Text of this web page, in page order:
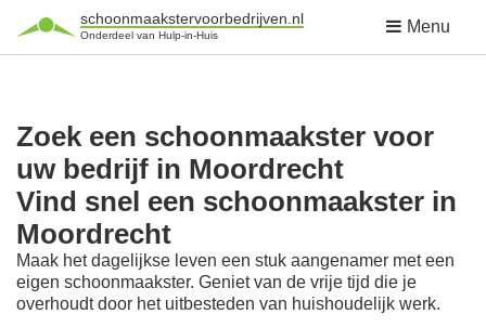
schoonmaakstervoorbedrijven.nl
Onderdeel van Hulp-in-Huis Menu
Zoek een schoonmaakster voor
uw bedrijf in Moordrecht
Vind snel een schoonmaakster in
Moordrecht
Maak het dagelijkse leven een stuk aangenamer met een
eigen schoonmaakster. Geniet van de vrije tijd die je
overhoudt door het uitbesteden van huishoudelijk werk.